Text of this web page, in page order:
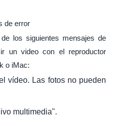
de error
los siguientes mensajes de
un video con el reproductor
o iMac:
vídeo. Las fotos no pueden
multimedia".